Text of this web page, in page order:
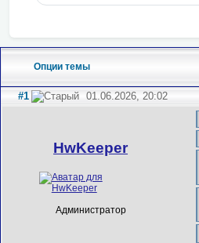
Опции темы
#1 01.06.2026, 20:02
HwKeeper
Администратор